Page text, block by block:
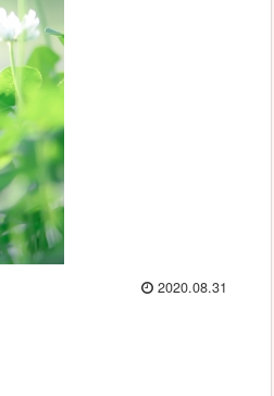
2020.08.31